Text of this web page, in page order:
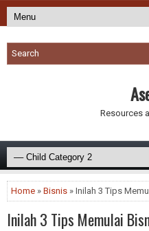
Resources
Home » Bisnis » Inilah 3 Tips
Inilah 3 Tips Memulai